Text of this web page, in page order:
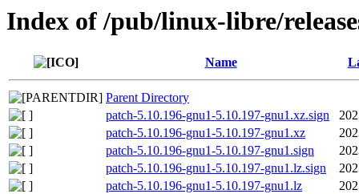
Index of /pub/linux-libre/
Name
Parent Directory
patch-5.10.196-gnu1-5.10.197-gnu1.xz.sign
patch-5.10.196-gnu1-5.10.197-gnu1.xz
patch-5.10.196-gnu1-5.10.197-gnu1.sign
patch-5.10.196-gnu1-5.10.197-gnu1.lz.sign
patch-5.10.196-gnu1-5.10.197-gnu1.lz